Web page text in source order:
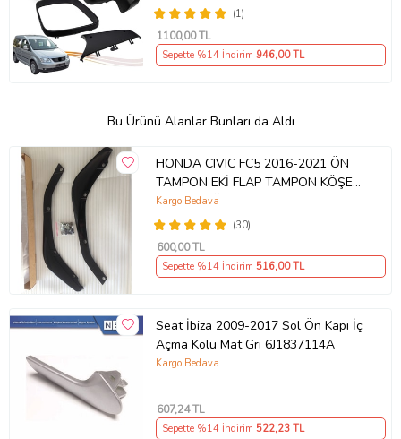
(1)
1100,00 TL
Sepette %14 İndirim 946,00 TL
Bu Ürünü Alanlar Bunları da Aldı
HONDA CIVIC FC5 2016-2021 ÖN
TAMPON EKİ FLAP TAMPON KÖŞESİ
TAKIM SAĞ SOL KAMPANYA ŞOKK
FİYAT OEM
(30)
Kargo Bedava
600,00 TL
Sepette %14 İndirim 516,00 TL
Seat İbiza 2009-2017 Sol Ön Kapı İç
Açma Kolu Mat Gri 6J1837114A
Kargo Bedava
607,24 TL
Sepette %14 İndirim 522,23 TL